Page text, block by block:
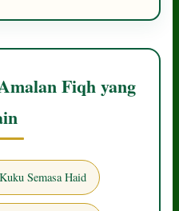
Fiqh yang
Semasa Haid